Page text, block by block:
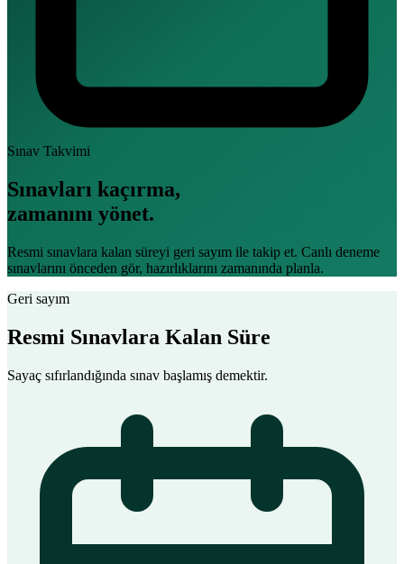
Sınav Takvimi
Sınavları kaçırma,
zamanını yönet.
Resmi sınavlara kalan süreyi geri sayım ile takip et. Canlı deneme
sınavlarını önceden gör, hazırlıklarını zamanında planla.
Geri sayım
Resmi Sınavlara Kalan Süre
Sayaç sıfırlandığında sınav başlamış demektir.